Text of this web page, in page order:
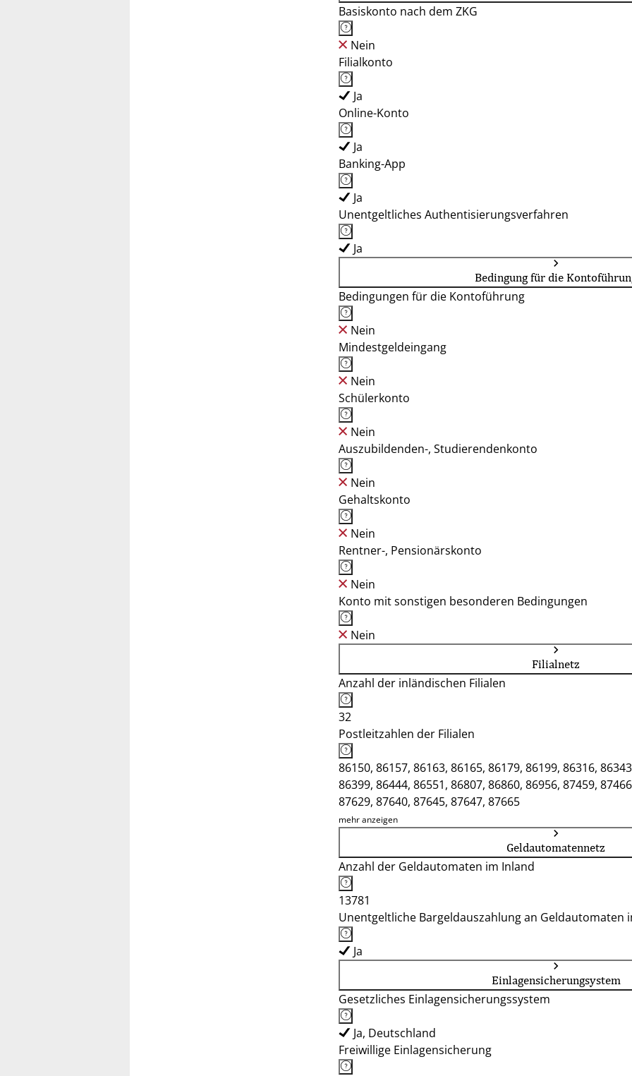
Basiskonto nach dem ZKG
Nein
Filialkonto
Ja
Online-Konto
Ja
Banking-App
Ja
Unentgeltliches Authentisierungsverfahren
Ja
Bedingung für die
Bedingungen für die Kontoführung
Nein
Mindestgeldeingang
Nein
Schülerkonto
Nein
Auszubildenden-, Studierendenkonto
Nein
Gehaltskonto
Nein
Rentner-, Pensionärskonto
Nein
Konto mit sonstigen besonderen Bedingungen
Nein
Filialnetz
Anzahl der inländischen Filialen
32
Postleitzahlen der Filialen
86150, 86157, 86163, 86165, 86179, 86199, 86316,
86399, 86444, 86551, 86807, 86860, 86956, 87459,
87629, 87640, 87645, 87647, 87665
mehr anzeigen
Geldautomatennetz
Anzahl der Geldautomaten im Inland
13781
Unentgeltliche Bargeldauszahlung an Geldautomaten
Ja
Einlagensicherungsystem
Gesetzliches Einlagensicherungssystem
Ja, Deutschland
Freiwillige Einlagensicherung